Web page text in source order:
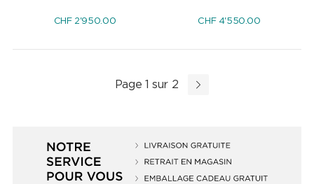
CHF 2'950.00 CHF 4'550.00
Page 1 sur 2